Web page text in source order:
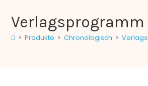
Verlagsprogramm
> Produkte > Chronologisch >